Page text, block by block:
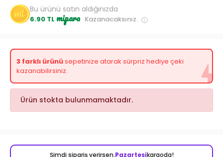
Bu ürünü satın aldığınızda
6.90 TL mipara Kazanacaksınız.
3 farklı ürünüsepetinize atarak sürpriz hediye çeki
kazanabilirsiniz.
Ürün stokta bulunmamaktadır.
Şimdi sipariş verirsen,Pazartesikargoda!